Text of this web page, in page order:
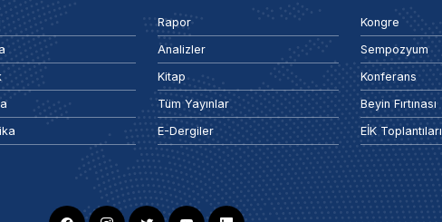
Rapor
Analizler
Kitap
Tüm Yayınlar
E-Dergiler
Kongre
Sempozyum
Konferans
Beyin Fırtınası
EİK Toplantıları